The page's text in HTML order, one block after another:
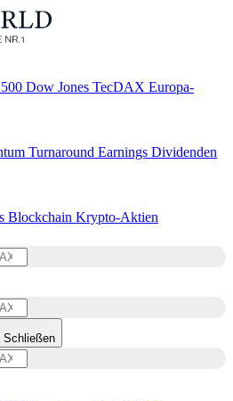
Dow Jones TecDAX Europa-
Turnaround Earnings Dividenden
Blockchain Krypto-Aktien
Schließen